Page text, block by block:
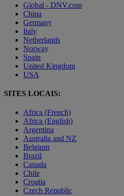
Global - DNV.com
China
Germany
Italy
Netherlands
Norway
Spain
United Kingdom
USA
SITES LOCAIS:
Africa (French)
Africa (English)
Argentina
Australia and NZ
Belgium
Brazil
Canada
Chile
Croatia
Czech Republic